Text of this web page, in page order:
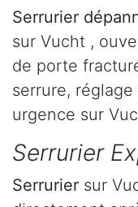
Serrurier
sur Vucht ,
de porte
serrure,
urgence sur
Serrurier
Serrurier sur